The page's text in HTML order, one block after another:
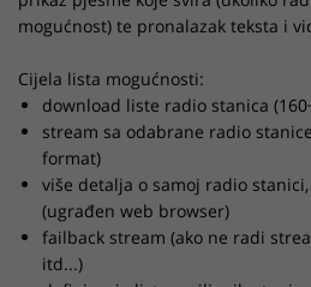
mogućnost) te pronalazak teksta i
Cijela lista mogućnosti:
download liste radio stanica
stream sa odabrane radio stanice
format)
više detalja o samoj radio
(ugrađen web browser)
failback stream (ako ne radi
itd...)